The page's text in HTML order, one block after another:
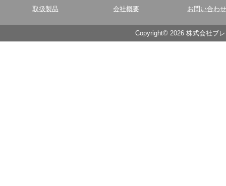
取扱製品 会社概要 お問い合わせ
Copyright© 2026 株式会社ブ